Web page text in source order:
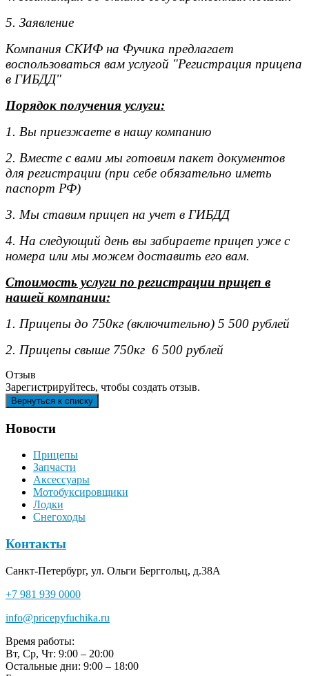
5. Заявление
Компания СКИФ на Фучика предлагает
воспользоваться вам услугой "Регистрация прицепа
в ГИБДД"
Порядок получения услуги:
1. Вы приезжаете в нашу компанию
2. Вместе с вами мы готовим пакет документов
для регистрации (при себе обязательно иметь
паспорт РФ)
3. Мы ставим прицеп на учет в ГИБДД
4. На следующий день вы забираете прицеп уже с
номера или мы можем доставить его вам.
Стоимость услуги по регистрации прицеп в
нашей компании:
1. Прицепы до 750кг (включительно) 5 500 рублей
2. Прицепы свыше 750кг 6 500 рублей
Отзыв
Зарегистрируйтесь, чтобы создать отзыв.
Новости
Прицепы
Запчасти
Аксессуары
Мотобуксировщики
Лодки
Снегоходы
Контакты
Санкт-Петербург, ул. Ольги Берггольц, д.38А
+7 981 939 0000
info@pricepyfuchika.ru
Время работы:
Вт, Ср, Чт: 9:00 – 20:00
Остальные дни: 9:00 – 18:00